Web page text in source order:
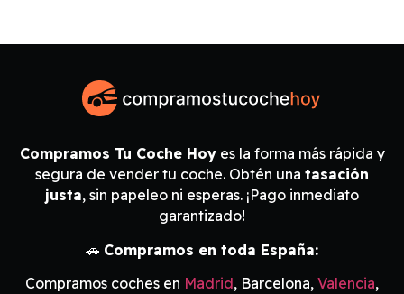
Compramos Tu Coche Hoyes la forma más rápida y
segura de vender tu coche. Obtén una tasación
justa, sin papeleo ni esperas. ¡Pago inmediato
garantizado!
🚗 Compramos en toda España:
Compramos coches en Madrid, Barcelona, Valencia,